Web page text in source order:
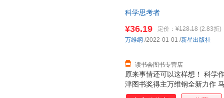
科学思考者
原来事情还可以这样想！ 科学
津图书奖得主万维钢全新力作
这部书稿之前，我从不知道，
¥36.19 定价： ¥128.18 (2.83折)
读书会图书专营店
万维纲 /2022-01-01 /新星出版社